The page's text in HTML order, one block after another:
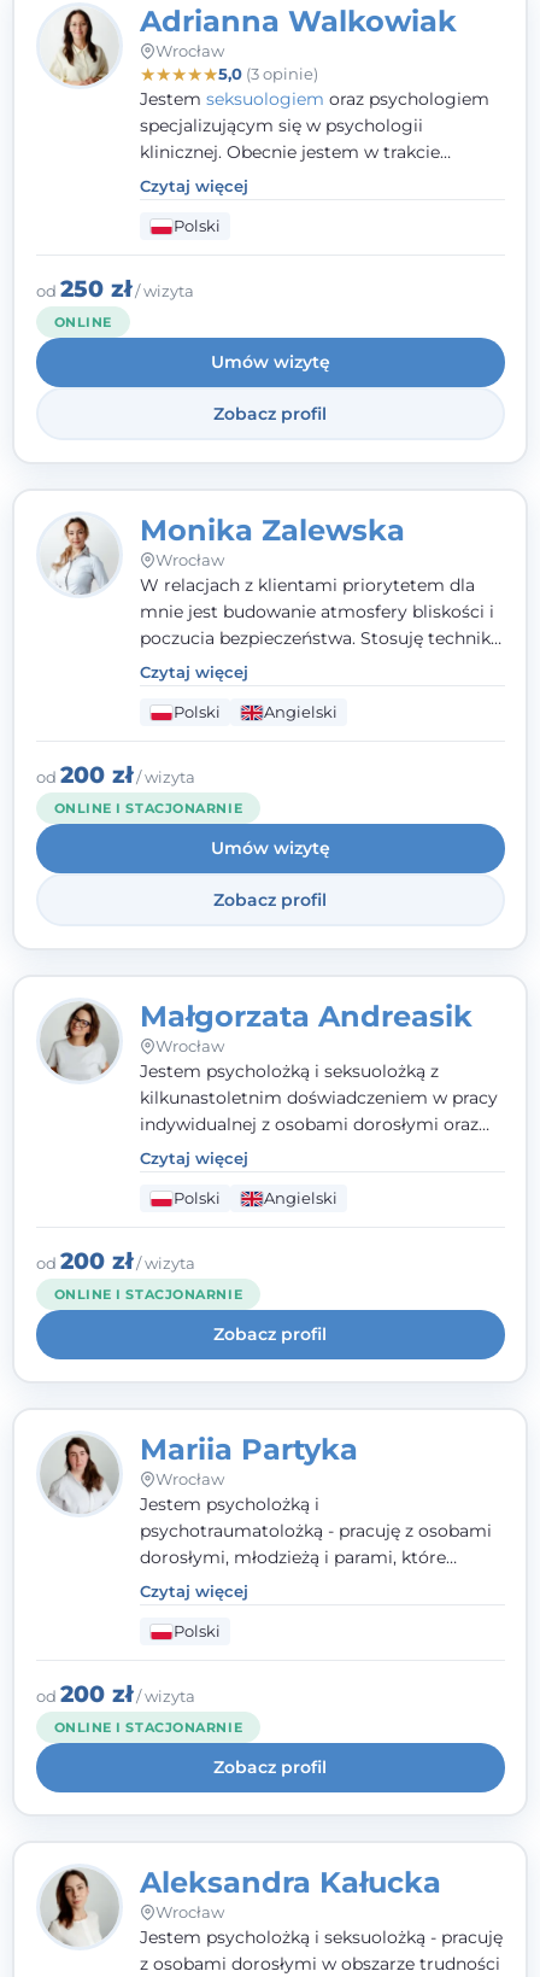
Adrianna Walkowiak
Wrocław
★★★★★5,0(3 opinie)
Jestem seksuologiem oraz psychologiem
specjalizującym się w psychologii
klinicznej. Obecnie jestem w trakcie
szkolenia na psychoterapeutę
systemowego. Posiadam status członka
nadzwyczajnego Wielkopolskiego
TowarzystwaTerapii Systemowejoraz
należę do Polskiego Towarzystwa
pierwszym miejscu stawiam budowanie
atmosfery bezpieczeństwa i zrozumienia w
relacjach z Klientami. Istotna dla nie jest
również koncentracja na dostępnych
zasobach.
Czytaj więcej
Polski
od 250 zł/ wizyta
ONLINE
Umów wizytę
Zobacz profil
Monika Zalewska
Wrocław
W relacjach z klientami priorytetem dla
mnie jest budowanie atmosfery bliskości i
poczucia bezpieczeństwa. Stosuję techniki
poznawczo-behawioralne oraz metody,
które koncentrują się na rozwiązaniach
(TSR). Te polegają na osiąganiu
zamierzonych celów (doprowadzeniu do
rozwiązania trudnych sytuacji) poprzez
identyfikowanie i wzmacnianie zasobów
oraz mocnych stron klienta. W swojej
pracy korzystam także z metod dialogu
motywacyjnego i treningu uważności.
Czytaj więcej
Polski Angielski
od 200 zł/ wizyta
ONLINE I STACJONARNIE
Umów wizytę
Zobacz profil
Małgorzata Andreasik
Wrocław
Jestem psycholożką i seksuolożką z
kilkunastoletnim doświadczeniem w pracy
indywidualnej z osobami dorosłymi oraz
parami. Specjalizuję się w obszarze zdrowia
seksualnego, żałoby, kryzysów życiowych i
wypalenia zawodowego. Pracuję w języku
polskim i angielskim, w podejściu
humanistycznym, opartym na
partnerstwie i podmiotowości klienta.
Czytaj więcej
Polski Angielski
od 200 zł/ wizyta
ONLINE I STACJONARNIE
Zobacz profil
Mariia Partyka
Wrocław
Jestem psycholożką i
psychotraumatolożką - pracuję z osobami
dorosłymi, młodzieżą i parami, które
doświadczają kryzysów psychicznych,
traumy, stanów lękowych i trudności
relacyjnych. W pracy kieruję się
uważnością, empatią i głębokim
szacunkiem dla indywidualnej historii
każdego człowieka. Jestem w trakcie
czteroletniej szkoły psychoterapii
poznawczo-behawioralnej
rekomendowanej przez PTTPB.
Czytaj więcej
Polski
od 200 zł/ wizyta
ONLINE I STACJONARNIE
Zobacz profil
Aleksandra Kałucka
Wrocław
Jestem psycholożką i seksuolożką - pracuję
z osobami dorosłymi w obszarze trudności